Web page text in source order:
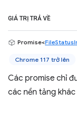
GIÁ TRỊ TRẢ VỀ
Promise<
Chrome 117 trở lên
Các promise chỉ
các nền tảng